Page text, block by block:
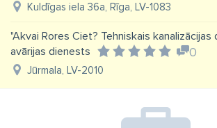
Kuldīgas iela 36a, Rīga, LV-1083
"Akvai Rores Ciet? Tehniskais kanalizācijas
avārijas dienests
0
Jūrmala, LV-2010